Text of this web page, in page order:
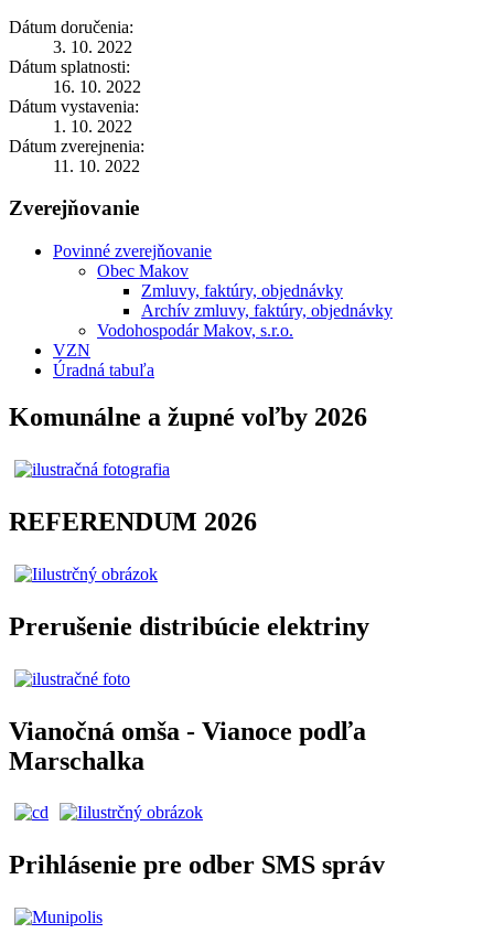
Dátum doručenia:
3. 10. 2022
Dátum splatnosti:
16. 10. 2022
Dátum vystavenia:
1. 10. 2022
Dátum zverejnenia:
11. 10. 2022
Zverejňovanie
Povinné zverejňovanie
Obec Makov
Zmluvy, faktúry, objednávky
Archív zmluvy, faktúry, objednávky
Vodohospodár Makov, s.r.o.
VZN
Úradná tabuľa
Komunálne a župné voľby 2026
REFERENDUM 2026
Prerušenie distribúcie elektriny
Vianočná omša - Vianoce podľa
Marschalka
Prihlásenie pre odber SMS správ